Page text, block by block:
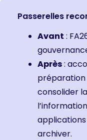
Passerelles
Avant :
Après:
préparation
consolider
l’information
archiver.